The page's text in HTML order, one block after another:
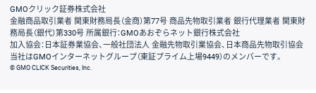
GMOクリック証券株式会社
金融商品取引業者 関東財務局長（金商）第77号 商品先物取引業者 銀行代理業者 関東財
務局長（銀代）第330号 所属銀行：GMOあおぞらネット銀行株式会社
加入協会：日本証券業協会、一般社団法人 金融先物取引業協会、日本商品先物取引協会
当社はGMOインターネットグループ（東証プライム上場9449）のメンバーです。
© GMO CLICK Securities, Inc.